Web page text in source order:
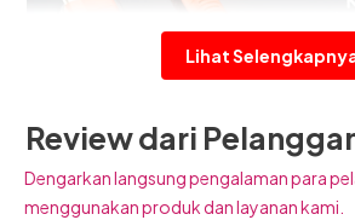
Lihat
Review dari
Dengarkan langsung pengalaman para
menggunakan produk dan layanan kami.